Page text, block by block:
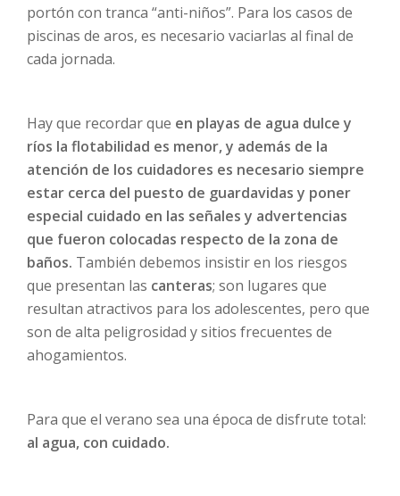
portón con tranca “anti-niños”. Para los casos de
piscinas de aros, es necesario vaciarlas al final de
cada jornada.
Hay que recordar que en playas de agua dulce y
ríos la flotabilidad es menor, y además de la
atención de los cuidadores es necesario siempre
estar cerca del puesto de guardavidas y poner
especial cuidado en las señales y advertencias
que fueron colocadas respecto de la zona de
baños. También debemos insistir en los riesgos
que presentan las canteras; son lugares que
resultan atractivos para los adolescentes, pero que
son de alta peligrosidad y sitios frecuentes de
ahogamientos.
Para que el verano sea una época de disfrute total:
al agua, con cuidado.